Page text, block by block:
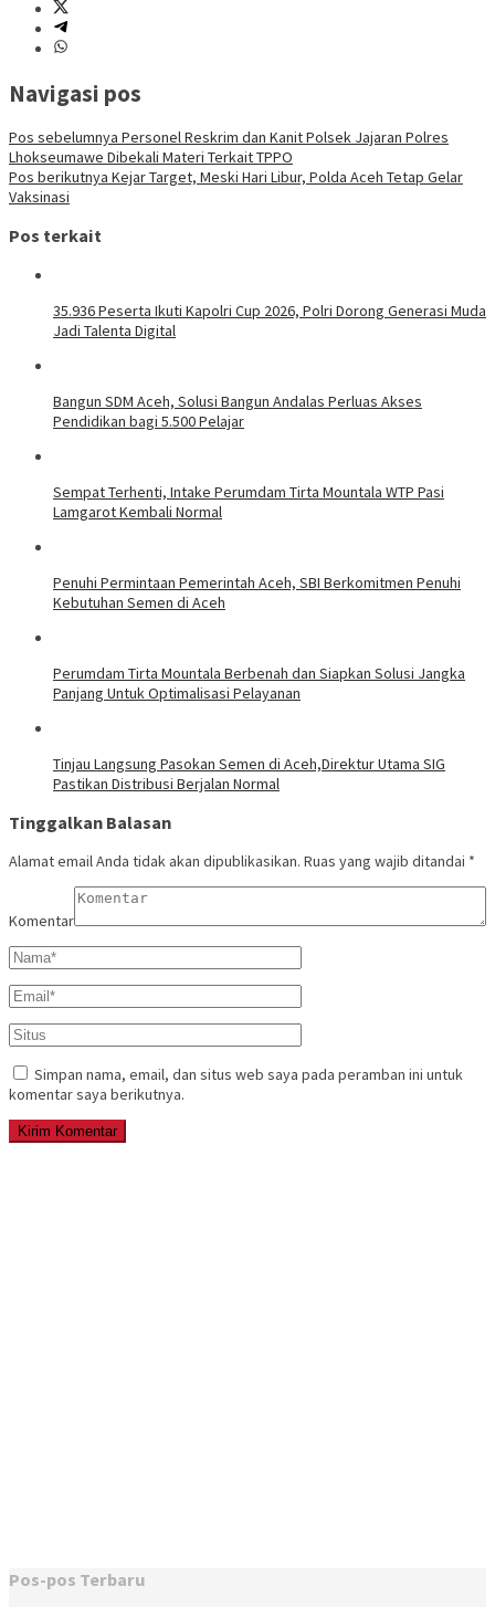
Navigasi pos
Pos sebelumnya Personel Reskrim dan Kanit Polsek Jajaran Polres
Lhokseumawe Dibekali Materi Terkait TPPO
Pos berikutnya Kejar Target, Meski Hari Libur, Polda Aceh Tetap Gelar
Vaksinasi
Pos terkait
35.936 Peserta Ikuti Kapolri Cup 2026, Polri Dorong Generasi Muda
Jadi Talenta Digital
Bangun SDM Aceh, Solusi Bangun Andalas Perluas Akses
Pendidikan bagi 5.500 Pelajar
Sempat Terhenti, Intake Perumdam Tirta Mountala WTP Pasi
Lamgarot Kembali Normal
Penuhi Permintaan Pemerintah Aceh, SBI Berkomitmen Penuhi
Kebutuhan Semen di Aceh
Perumdam Tirta Mountala Berbenah dan Siapkan Solusi Jangka
Panjang Untuk Optimalisasi Pelayanan
Tinjau Langsung Pasokan Semen di Aceh,Direktur Utama SIG
Pastikan Distribusi Berjalan Normal
Tinggalkan Balasan
Alamat email Anda tidak akan dipublikasikan. Ruas yang wajib ditandai *
Komentar
Simpan nama, email, dan situs web saya pada peramban ini untuk
komentar saya berikutnya.
Pos-pos Terbaru